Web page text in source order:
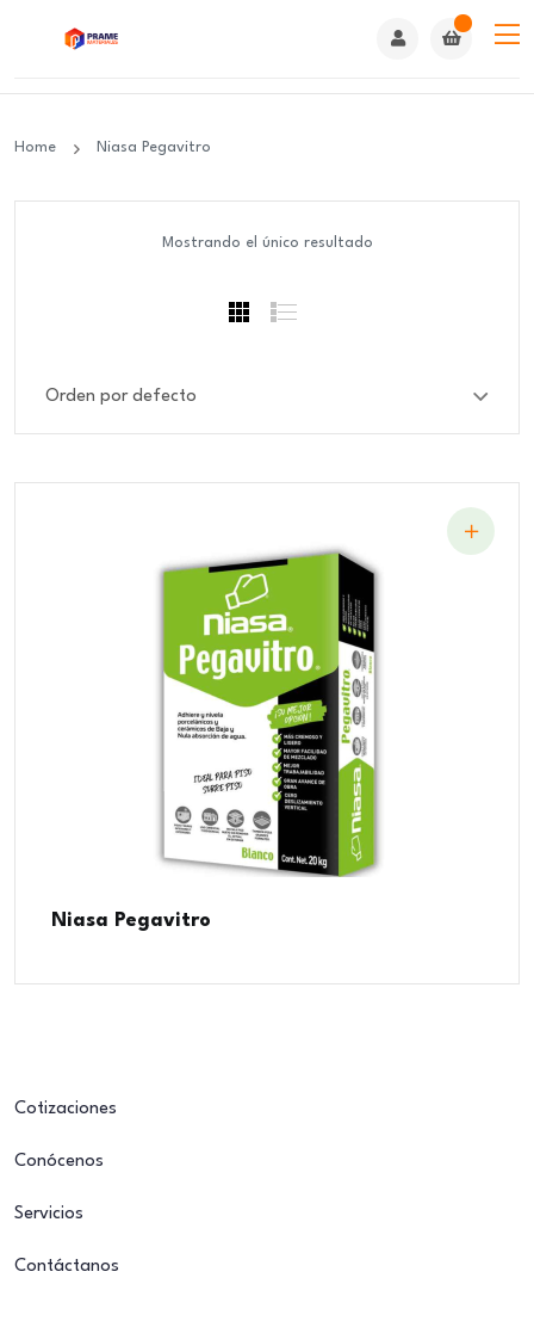
Home Niasa Pegavitro
Mostrando el único resultado
Niasa Pegavitro
Cotizaciones
Conócenos
Servicios
Contáctanos